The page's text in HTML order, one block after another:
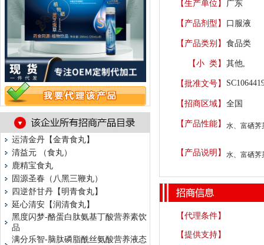
运清金丹【金青食丸】
清益元 （食丸）
鹿精宝食丸
固源圣春（八黑三鞭丸）
四逆舒甘丹【明青食丸】
延心清安【润清食丸】
黑度闪梦-酪蛋白肽氨基丁酸营养素饮
品
满分乐智-脑肽磷脂酰丝氨酸营养液态
【生产单位】 广东
【产品剂型】 口服液
【产品类别】 食品类
【小 类】 其他,
【批准文号】
【招商区域】 全国
【产品性能】 水、富硒荠
【产品说明】 水、富硒荠
【代理条件】
【提供支持】